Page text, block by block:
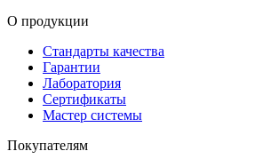
О продукции
Стандарты качества
Гарантии
Лаборатория
Сертификаты
Мастер системы
Покупателям